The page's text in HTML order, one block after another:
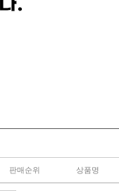
판매순위 상품명